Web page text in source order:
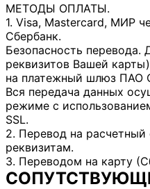
МЕТОДЫ ОПЛАТЫ.
1. Visa, Mastercard, МИР
Сбербанк.
Безопасность перевода.
реквизитов Вашей
на платежный шлюз ПАО
Вся передача данных
режиме с
SSL.
2. Перевод на
реквизитам.
3. Переводом на карту